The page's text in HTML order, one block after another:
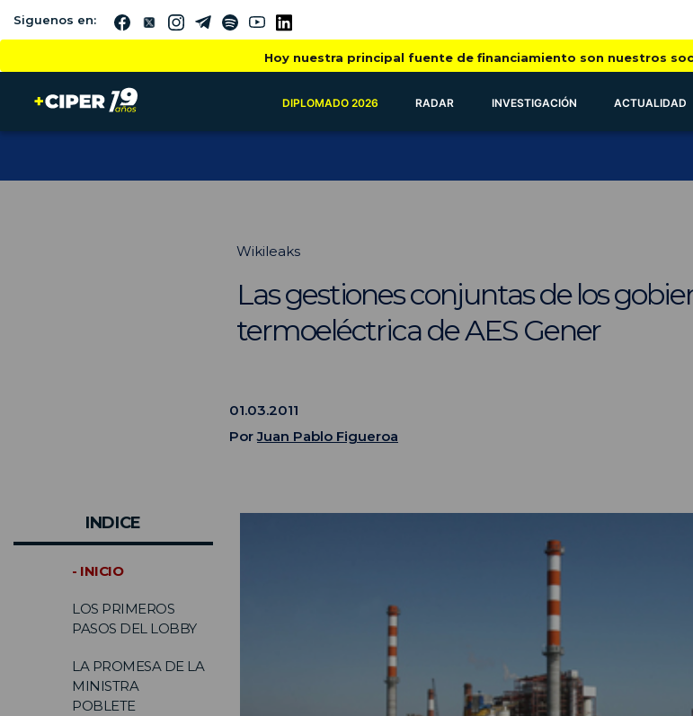
Siguenos en:
Hoy nuestra principal fuente de financiamiento son nuestros
DIPLOMADO 2026 RADAR INVESTIGACIÓN ACTUALIDAD
Wikileaks
Las gestiones conjuntas de los
termoeléctrica de AES Gener
01.03.2011
PorJuan Pablo Figueroa
INDICE
- INICIO
LOS PRIMEROS
PASOS DEL LOBBY
LA PROMESA DE LA
MINISTRA
POBLETE